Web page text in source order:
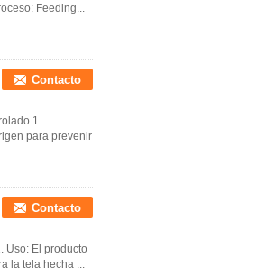
Feeding...
Contacto
1.
para prevenir
Contacto
Uso: El producto
la tela hecha ...